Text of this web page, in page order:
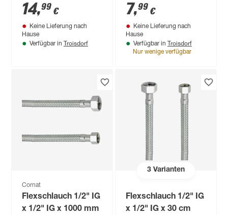
(1/2")
14,99 €
Keine Lieferung nach
Hause
Verfügbar in Troisdorf
100 mm
7,99 €
Keine Lieferung nach
Hause
Verfügbar in Troisdorf
Nur wenige verfügbar
Cornat
Flexschlauch 1/2" IG
x 1/2" IG x 1000 mm
3Varianten
Flexschlauch 1/2" IG
x 1/2" IG x 30 cm